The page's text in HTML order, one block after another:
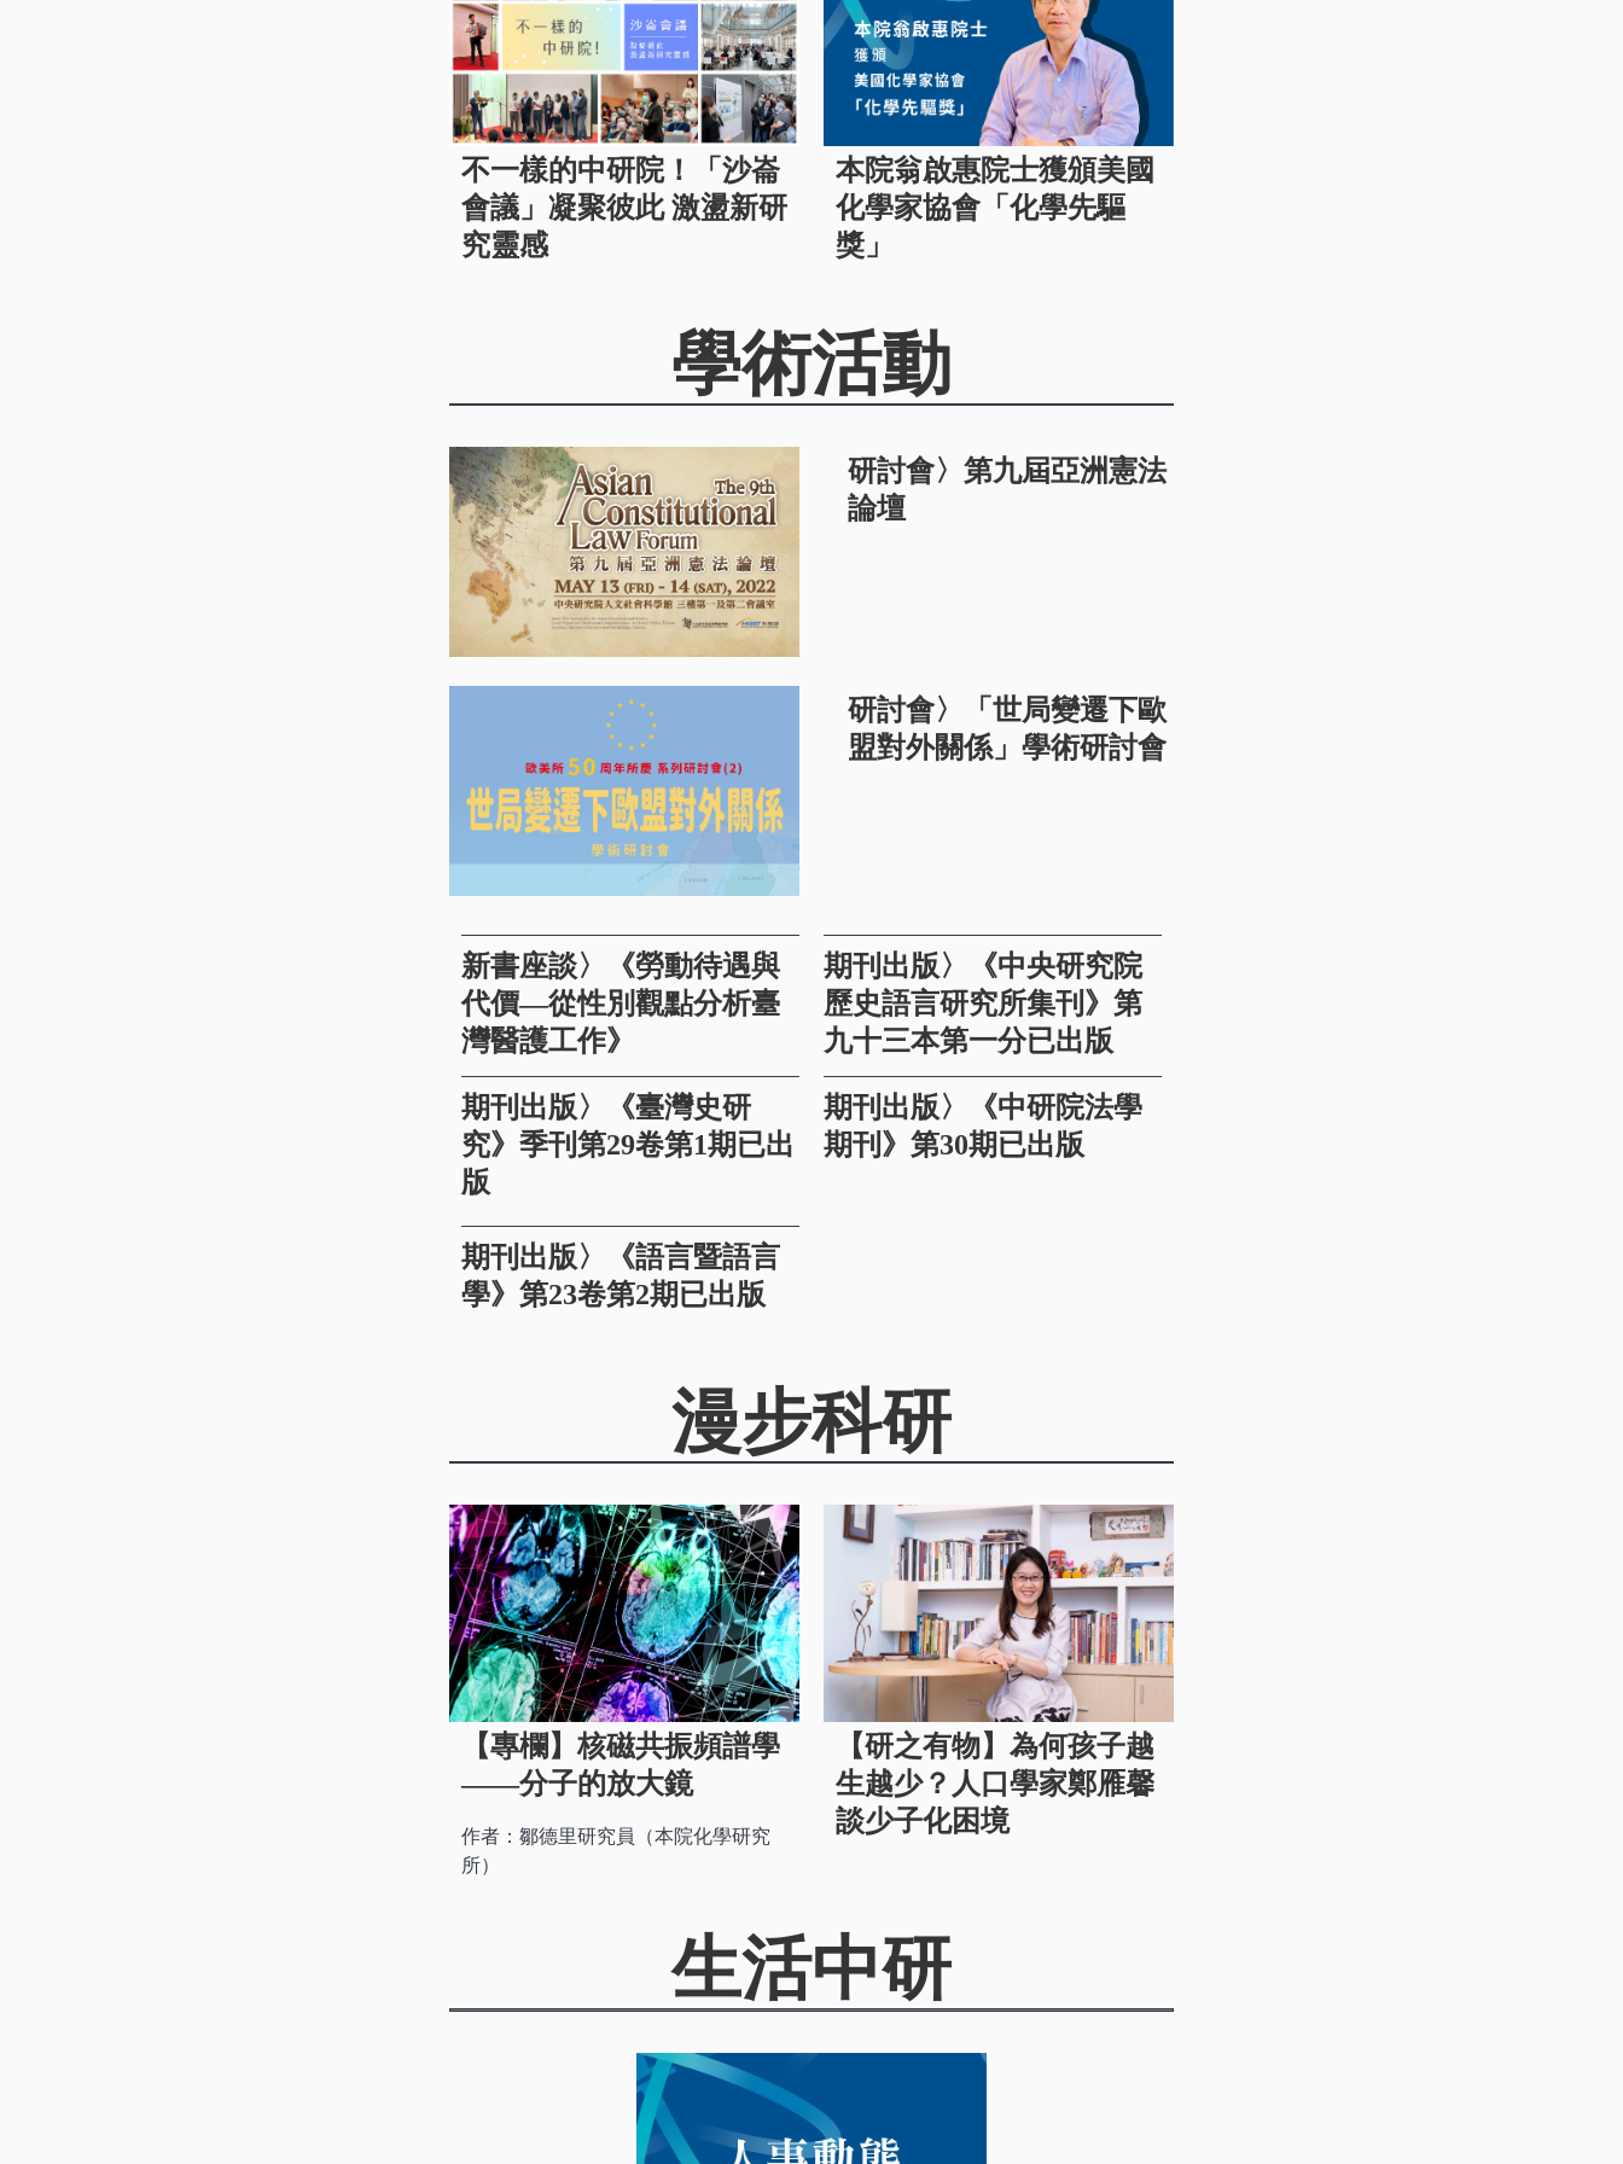
不一樣的中研院！「沙崙
會議」凝聚彼此 激盪新研
究靈感
本院翁啟惠院士獲頒美國
化學家協會「化學先驅
獎」
學術活動
研討會〉第九屆亞洲憲法
論壇
研討會〉「世局變遷下歐
盟對外關係」學術研討會
新書座談〉《勞動待遇與
代價—從性別觀點分析臺
灣醫護工作》
期刊出版〉《臺灣史研
究》季刊第29卷第1期已出
版
期刊出版〉《語言暨語言
學》第23卷第2期已出版
期刊出版〉《中央研究院
歷史語言研究所集刊》第
九十三本第一分已出版
期刊出版〉《中研院法學
期刊》第30期已出版
漫步科研
【專欄】核磁共振頻譜學
——分子的放大鏡
作者：鄒德里研究員（本院化學研究
所）
【研之有物】為何孩子越
生越少？人口學家鄭雁馨
談少子化困境
生活中研